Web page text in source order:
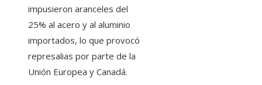
impusieron aranceles del
25% al acero y al aluminio
importados, lo que provocó
represalias por parte de la
Unión Europea y Canadá. ​